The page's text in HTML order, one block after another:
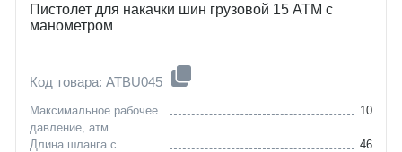
Пистолет для накачки шин грузовой 15 АТМ с
манометром
Код товара: ATBU045
Максимальное рабочее
давление, атм
10
Длина шланга с
46